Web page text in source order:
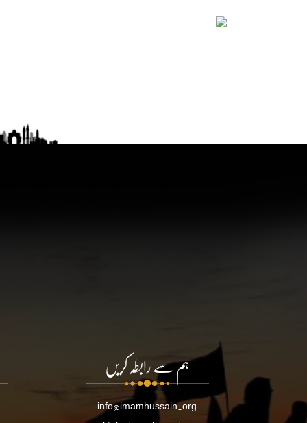
ہم سے رابطہ کریں
info@imamhussain.org